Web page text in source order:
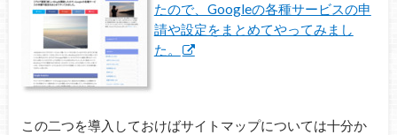
たので、Googleの各種サービスの申
請や設定をまとめてやってみまし
た。
この二つを導入しておけばサイトマップについては十分か